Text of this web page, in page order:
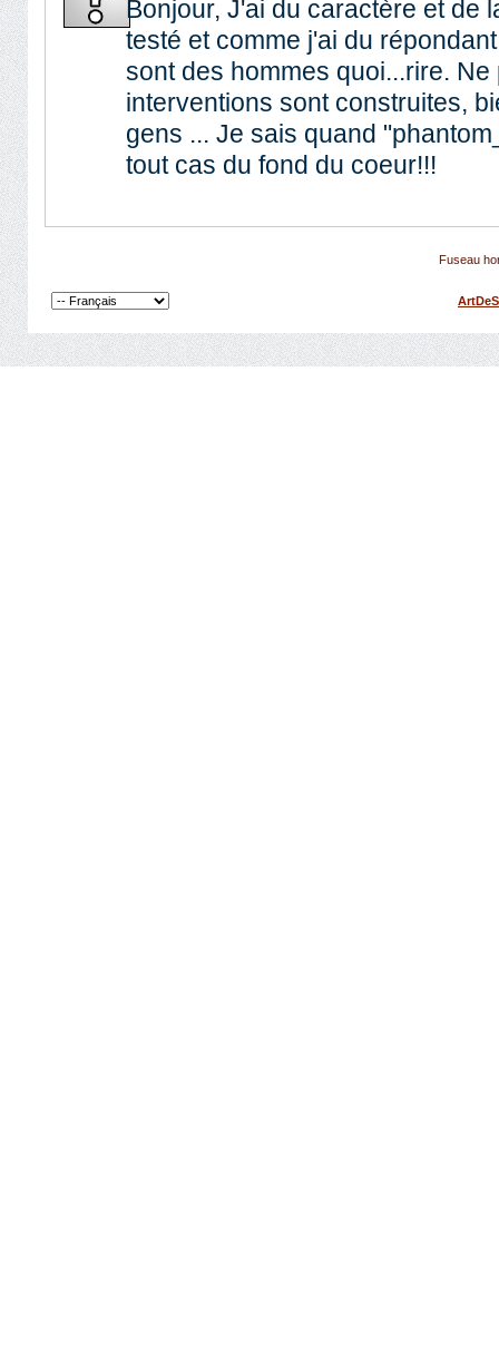
Bonjour, J'ai du caractère et de
testé et comme j'ai du
sont des hommes quoi...rire.
interventions sont construites,
gens ... Je sais quand
tout cas du fond du coeur!!!
Fuseau